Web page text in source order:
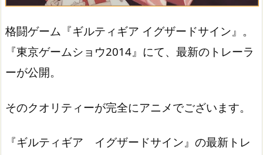
格闘ゲーム『ギルティギア イグザードサイン』。
『東京ゲームショウ2014』にて、最新のトレーラ
ーが公開。
そのクオリティーが完全にアニメでございます。
『ギルティギア イグザードサイン』の最新トレ